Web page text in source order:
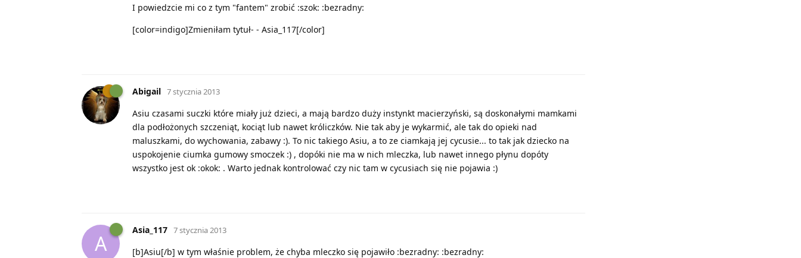
I powiedzcie mi co z tym "fantem" zrobić :szok: :bezradny:
[color=indigo]Zmieniłam tytuł- - Asia_117[/color]
Abigail 7 stycznia 2013
Asiu czasami suczki które miały już dzieci, a mają bardzo duży instynkt macierzyński, są doskonałymi mamkami
dla podłożonych szczeniąt, kociąt lub nawet króliczków. Nie tak aby je wykarmić, ale tak do opieki nad
maluszkami, do wychowania, zabawy :). To nic takiego Asiu, a to ze ciamkają jej cycusie... to tak jak dziecko na
uspokojenie ciumka gumowy smoczek :) , dopóki nie ma w nich mleczka, lub nawet innego płynu dopóty
wszystko jest ok :okok: . Warto jednak kontrolować czy nic tam w cycusiach się nie pojawia :)
A
Asia_117 7 stycznia 2013
[b]Asiu[/b] w tym właśnie problem, że chyba mleczko się pojawiło :bezradny: :bezradny: